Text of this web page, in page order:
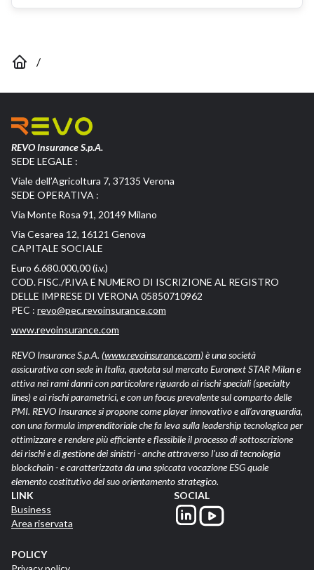
/
REVO Insurance S.p.A.
SEDE LEGALE :
Viale dell’Agricoltura 7, 37135 Verona
SEDE OPERATIVA :
Via Monte Rosa 91, 20149 Milano
Via Cesarea 12, 16121 Genova
CAPITALE SOCIALE
Euro 6.680.000,00 (i.v.)
COD. FISC./P.IVA E NUMERO DI ISCRIZIONE AL REGISTRO
DELLE IMPRESE DI VERONA 05850710962
PEC : revo@pec.revoinsurance.com
www.revoinsurance.com
REVO Insurance S.p.A. (www.revoinsurance.com)è una società
assicurativa con sede in Italia, quotata sul mercato Euronext STAR Milan e
attiva nei rami danni con particolare riguardo ai rischi speciali (specialty
lines) e ai rischi parametrici, e con un focus prevalente sul comparto delle
PMI. REVO Insurance si propone come player innovativo e all’avanguardia,
con una formula imprenditoriale che fa leva sulla leadership tecnologica per
ottimizzare e rendere più efficiente e flessibile il processo di sottoscrizione
dei rischi e di gestione dei sinistri - anche attraverso l’uso di tecnologia
blockchain - e caratterizzata da una spiccata vocazione ESG quale
elemento costitutivo del suo orientamento strategico.
LINK
Business
Area riservata
POLICY
SOCIAL